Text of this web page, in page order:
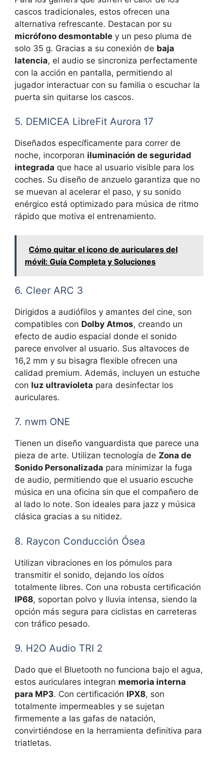
cascos tradicionales, estos ofrecen una
alternativa refrescante. Destacan por su
micrófono desmontable y un peso pluma de
solo 35 g. Gracias a su conexión de baja
latencia, el audio se sincroniza perfectamente
con la acción en pantalla, permitiendo al
jugador interactuar con su familia o escuchar la
puerta sin quitarse los cascos.
5. DEMICEA LibreFit Aurora 17
Diseñados específicamente para correr de
noche, incorporan iluminación de seguridad
integrada que hace al usuario visible para los
coches. Su diseño de anzuelo garantiza que no
se muevan al acelerar el paso, y su sonido
enérgico está optimizado para música de ritmo
rápido que motiva el entrenamiento.
Cómo quitar el icono de auriculares del
móvil: Guía Completa y Soluciones
6. Cleer ARC 3
Dirigidos a audiófilos y amantes del cine, son
compatibles con Dolby Atmos, creando un
efecto de audio espacial donde el sonido
parece envolver al usuario. Sus altavoces de
16,2 mm y su bisagra flexible ofrecen una
calidad premium. Además, incluyen un estuche
con luz ultravioleta para desinfectar los
auriculares.
7. nwm ONE
Tienen un diseño vanguardista que parece una
pieza de arte. Utilizan tecnología de Zona de
Sonido Personalizada para minimizar la fuga
de audio, permitiendo que el usuario escuche
música en una oficina sin que el compañero de
al lado lo note. Son ideales para jazz y música
clásica gracias a su nitidez.
8. Raycon Conducción Ósea
Utilizan vibraciones en los pómulos para
transmitir el sonido, dejando los oídos
totalmente libres. Con una robusta certificación
IP68, soportan polvo y lluvia intensa, siendo la
opción más segura para ciclistas en carreteras
con tráfico pesado.
9. H2O Audio TRI 2
Dado que el Bluetooth no funciona bajo el agua,
estos auriculares integran memoria interna
para MP3. Con certificación IPX8, son
totalmente impermeables y se sujetan
firmemente a las gafas de natación,
convirtiéndose en la herramienta definitiva para
triatletas.